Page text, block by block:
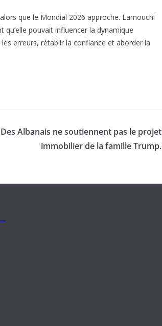
que le Mondial 2026 approche. Lamouchi
pouvait influencer la dynamique
erreurs, rétablir la confiance et aborder la
Des Albanais ne soutiennent pas le projet
immobilier de la famille Trump.